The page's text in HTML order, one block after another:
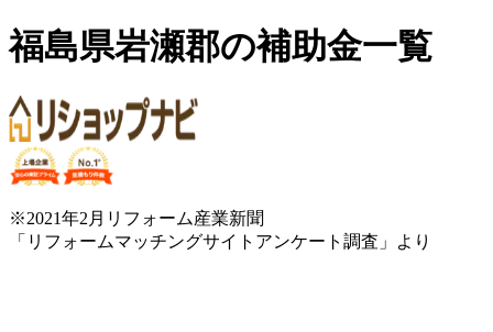
福島県岩瀬郡の補助金一覧
※2021年2月リフォーム産業新聞
「リフォームマッチングサイトアンケート調査」より